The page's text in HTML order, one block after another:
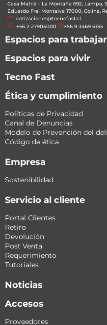
Casa Matriz – La Montaña 692, Lampa,
Eduardo Frei Montalva 17000, Colina,
cotizaciones@tecnofast.cl
+56 2 27905000
+56 9 3469 5135
Espacios para trabajar
Espacios para vivir
Tecno Fast
Ética y cumplimiento
Políticas de Privacidad
Canal de Denuncias
Modelo de Prevención del
Código de ética
Empresa
Sostenibilidad
Servicio al cliente
Portal Clientes
Retiro
Devolución
Post Venta
Requerimiento
Tutoriales
Noticias
Accesos
Proveedores